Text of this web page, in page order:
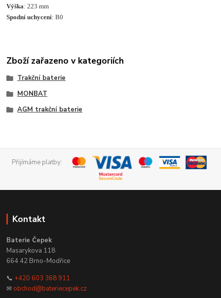
Výška: 223 mm
Spodní uchycení: B0
Zboží zařazeno v kategoriích
Trakční baterie
MONBAT
AGM trakční baterie
Přijímáme platby:
Kontakt
Baterie Čepek
Masarykova 118
664 42 Brno-Modřice
📞 +420 603 368 911
✉ obchod@bateriecepek.cz